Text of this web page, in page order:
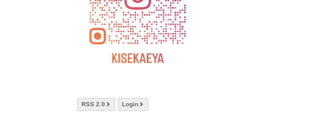
RSS 2.0 Login